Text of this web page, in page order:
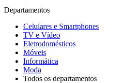
Departamentos
Celulares e Smartphones
TV e Vídeo
Eletrodomésticos
Móveis
Informática
Moda
Todos os departamentos